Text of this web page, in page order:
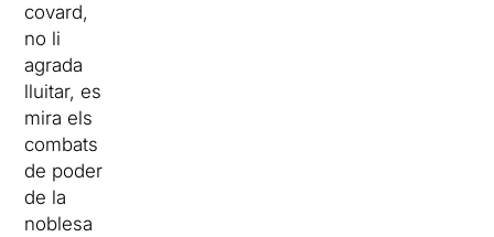
covard,
no li
agrada
lluitar, es
mira els
combats
de poder
de la
noblesa